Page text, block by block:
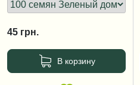
45 грн.
В корзину